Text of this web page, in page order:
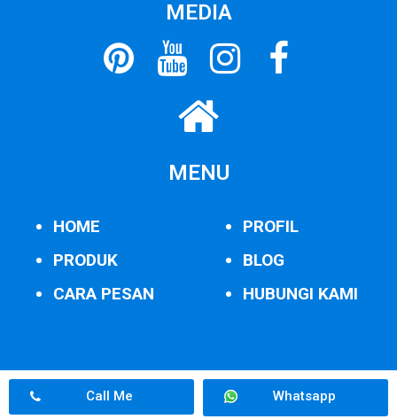
MEDIA
MENU
HOME
PRODUK
CARA PESAN
PROFIL
BLOG
HUBUNGI KAMI
Call Me Whatsapp